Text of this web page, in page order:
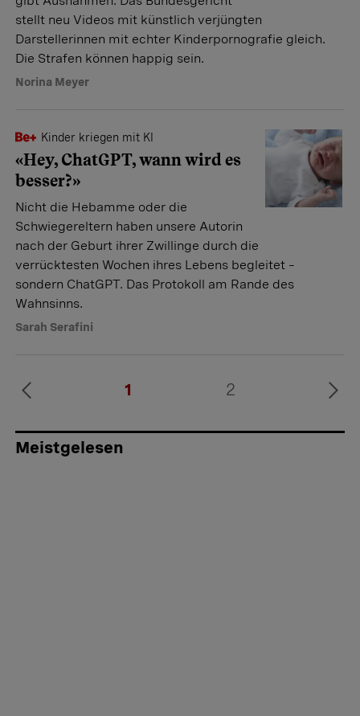
stellt neu Videos mit künstlich verjüngten
Darstellerinnen mit echter Kinderpornografie gleich.
Die Strafen können happig sein.
Norina Meyer
Kinder kriegen mit KI
«Hey, ChatGPT, wann wird es
besser?»
Nicht die Hebamme oder die
Schwiegereltern haben unsere Autorin
nach der Geburt ihrer Zwillinge durch die
verrücktesten Wochen ihres Lebens begleitet –
sondern ChatGPT. Das Protokoll am Rande des
Wahnsinns.
Sarah Serafini
1 2
Meistgelesen